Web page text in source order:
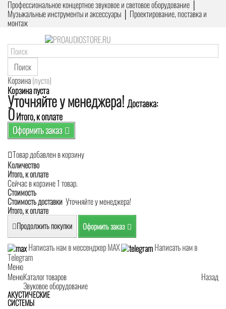
Профессиональное концертное звуковое и световое оборудование │
Музыкальные инструменты и аксессуары │ Проектирование, поставка и
монтаж
Поиск
Корзина(пусто)
Корзина пуста
Уточняйте у менеджера! Доставка:
0Итого, к оплате
Оформить заказ
Товар добавлен в корзину
Количество
Итого, к оплате
Сейчас в корзине 1 товар.
Стоимость
Стоимость доставки Уточняйте у менеджера!
Итого, к оплате
Продолжить покупки Оформить заказ
Написать нам в мессенджер MAX
Написать нам в
Telegram
Меню
Меню
Назад
Каталог товаров
Звуковое оборудование
АКУСТИЧЕСКИЕ
СИСТЕМЫ